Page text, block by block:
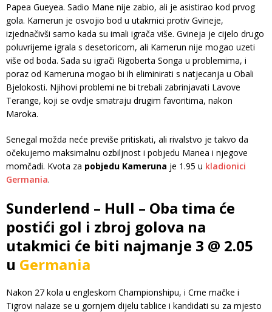
Papea Gueyea. Sadio Mane nije zabio, ali je asistirao kod prvog
gola. Kamerun je osvojio bod u utakmici protiv Gvineje,
izjednačivši samo kada su imali igrača više. Gvineja je cijelo drugo
poluvrijeme igrala s desetoricom, ali Kamerun nije mogao uzeti
više od boda. Sada su igrači Rigoberta Songa u problemima, i
poraz od Kameruna mogao bi ih eliminirati s natjecanja u Obali
Bjelokosti. Njihovi problemi ne bi trebali zabrinjavati Lavove
Terange, koji se ovdje smatraju drugim favoritima, nakon
Maroka.
Senegal možda neće previše pritiskati, ali rivalstvo je takvo da
očekujemo maksimalnu ozbiljnost i pobjedu Manea i njegove
momčadi. Kvota za pobjedu Kameruna je 1.95 u kladionici
Germania.
Sunderlend – Hull – Oba tima će
postići gol i zbroj golova na
utakmici će biti najmanje 3 @ 2.05
u Germania
Nakon 27 kola u engleskom Championshipu, i Crne mačke i
Tigrovi nalaze se u gornjem dijelu tablice i kandidati su za mjesto